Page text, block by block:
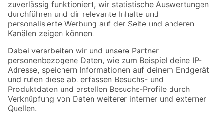
Zur Newsletter Anmeldung
Folge uns
Zahlungsarten Versandarten